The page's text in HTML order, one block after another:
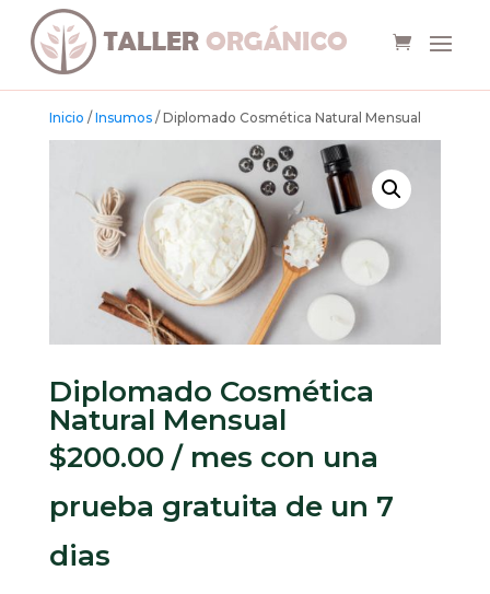
Inicio / Insumos/ Diplomado Cosmética Natural Mensual
Diplomado Cosmética
Natural Mensual
$200.00 / mes con una
prueba gratuita de un 7
dias